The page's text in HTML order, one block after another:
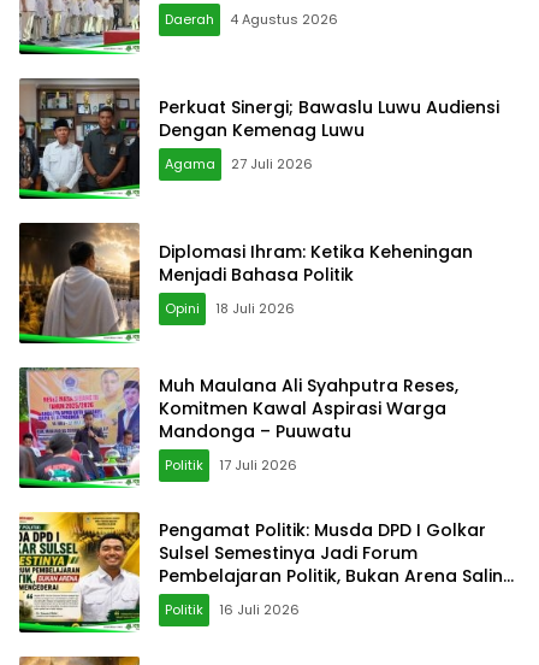
Daerah 4 Agustus 2026
Perkuat Sinergi; Bawaslu Luwu Audiensi
Dengan Kemenag Luwu
Agama 27 Juli 2026
Diplomasi Ihram: Ketika Keheningan
Menjadi Bahasa Politik
Opini 18 Juli 2026
‎Muh Maulana Ali Syahputra Reses,
Komitmen Kawal Aspirasi Warga
Mandonga – Puuwatu
Politik 17 Juli 2026
Pengamat Politik: Musda DPD I Golkar
Sulsel Semestinya Jadi Forum
Pembelajaran Politik, Bukan Arena Saling
Mencederai
Politik 16 Juli 2026